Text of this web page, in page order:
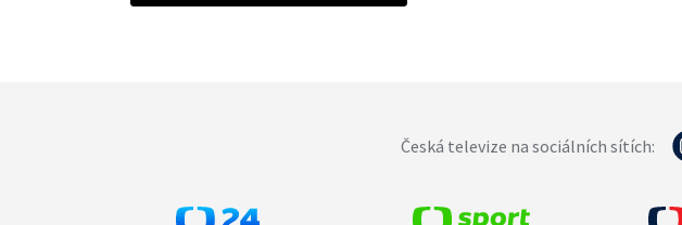
Česká televize na sociálních sítích: